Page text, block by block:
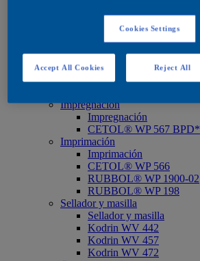
Base agua
Base disolvente
Quick Search
Quick Search
Buscador de productos
Exterior
Impregnación
Impregnación
CETOL® WP 567 BPD*
Imprimación
Imprimación
CETOL® WP 566
RUBBOL® WP 1900-02
RUBBOL® WP 198
Sellador y masilla
Sellador y masilla
Kodrin WV 442
Kodrin WV 457
Kodrin WV 472
Cookies Settings
Reject All
Accept All Cookies